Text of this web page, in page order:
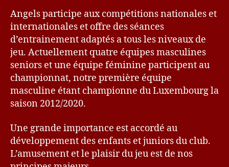
Angels participe aux compétitions nationales et
internationales et offre des séances
d’entrainement adaptés a tous les niveaux de
jeu. Actuellement quatre équipes masculines
seniors et une équipe féminine participent au
championnat, notre première équipe
masculine étant championne du Luxembourg la
saison 2012/2020.
Une grande importance est accordé au
développement des enfants et juniors du club.
L’amusement et le plaisir du jeu est de nos